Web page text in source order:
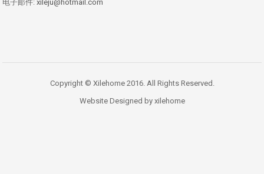
电子邮件: xileju@hotmail.com
Copyright © Xilehome 2016. All Rights Reserved.
Website Designed by xilehome